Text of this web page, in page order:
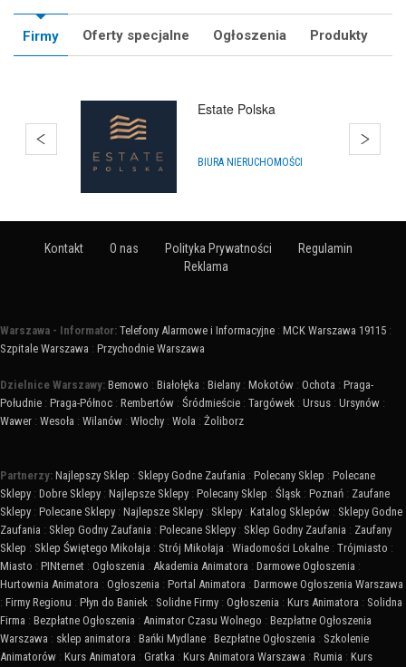
Firmy Oferty specjalne Ogłoszenia Produkty
Hurtownia Balonów
HURTOWNIE
Kontakt O nas Polityka Prywatności
Regulamin
Reklama
Warszawa - Informator: Telefony Alarmowe i Informacyjne : MCK Warszawa 19115 :
Szpitale Warszawa : Przychodnie Warszawa
Dzielnice Warszawy: Bemowo : Białołęka : Bielany : Mokotów : Ochota : Praga-
Południe : Praga-Północ : Rembertów : Śródmieście : Targówek : Ursus : Ursynów :
Wawer : Wesoła : Wilanów : Włochy : Wola : Żoliborz
Partnerzy: Najlepszy Sklep : Sklepy Godne Zaufania : Polecany Sklep : Polecane
Sklepy : Dobre Sklepy : Najlepsze Sklepy : Polecany Sklep : Śląsk : Poznań : Zaufane
Sklepy : Polecane Sklepy : Najlepsze Sklepy : Sklepy : Katalog Sklepów : Sklepy Godne
Zaufania : Sklep Godny Zaufania : Polecane Sklepy : Sklep Godny Zaufania : Zaufany
Sklep : Sklep Świętego Mikołaja : Strój Mikołaja : Wiadomości Lokalne : Trójmiasto :
Miasto : PINternet : Ogłoszenia : Akademia Animatora : Darmowe Ogłoszenia :
Hurtownia Animatora : Ogłoszenia : Portal Animatora : Darmowe Ogłoszenia Warszawa
: Firmy Regionu : Płyn do Baniek : Solidne Firmy : Ogłoszenia : Kurs Animatora : Solidna
Firma : Bezpłatne Ogłoszenia : Animator Czasu Wolnego : Bezpłatne Ogłoszenia
Warszawa : sklep animatora : Bańki Mydlane : Bezpłatne Ogłoszenia : Szkolenie
Animatorów : Kurs Animatora : Gratka : Kurs Animatora Warszawa : Rumia : Kurs